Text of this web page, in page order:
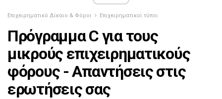
Επιχειρηματικό Δίκαιο & Φόροι Επιχειρηματικοί τύποι
Πρόγραμμα C για τους
μικρούς επιχειρηματικούς
φόρους - Απαντήσεις στις
ερωτήσεις σας